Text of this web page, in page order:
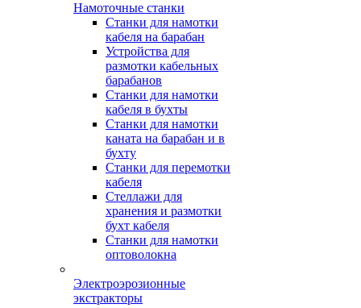
Намоточные станки
Станки для намотки
кабеля на барабан
Устройства для
размотки кабельных
барабанов
Станки для намотки
кабеля в бухты
Станки для намотки
каната на барабан и в
бухту
Станки для перемотки
кабеля
Стеллажи для
хранения и размотки
бухт кабеля
Станки для намотки
оптоволокна
Электроэрозионные
экстракторы